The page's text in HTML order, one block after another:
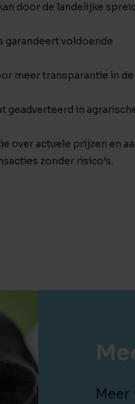
door de landelijke
garandeert voldoende
meer transparantie in de
geadverteerd in
over actuele prijzen en
zonder risico’s.